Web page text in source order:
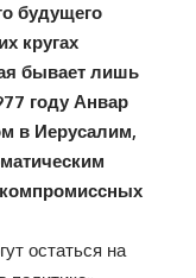
будущего
кругах
бывает лишь
году Анвар
в Иерусалим,
остаться на